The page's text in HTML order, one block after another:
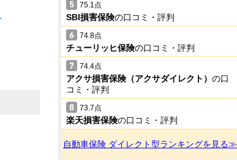
75.1点
SBI損害保険の口コミ・評判
74.8点
チューリッヒ保険の口コミ・評判
74.4点
アクサ損害保険（アクサダイレクト） の口
コミ・評判
73.7点
楽天損害保険の口コミ・評判
自動車保険 ダイレクト型ランキングを見る≫